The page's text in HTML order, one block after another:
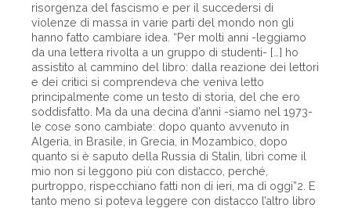
risorgenza del fascismo e per il succedersi di
violenze di massa in varie parti del mondo non gli
hanno fatto cambiare idea. “Per molti anni -leggiamo
da una lettera rivolta a un gruppo di studenti- […] ho
assistito al cammino del libro: dalla reazione dei lettori
e dei critici si comprendeva che veniva letto
principalmente come un testo di storia, del che ero
soddisfatto. Ma da una decina d’anni -siamo nel 1973-
le cose sono cambiate: dopo quanto avvenuto in
Algeria, in Brasile, in Grecia, in Mozambico, dopo
quanto si è saputo della Russia di Stalin, libri come il
mio non si leggono più con distacco, perché,
purtroppo, rispecchiano fatti non di ieri, ma di oggi”2. E
tanto meno si poteva leggere con distacco l’altro libro